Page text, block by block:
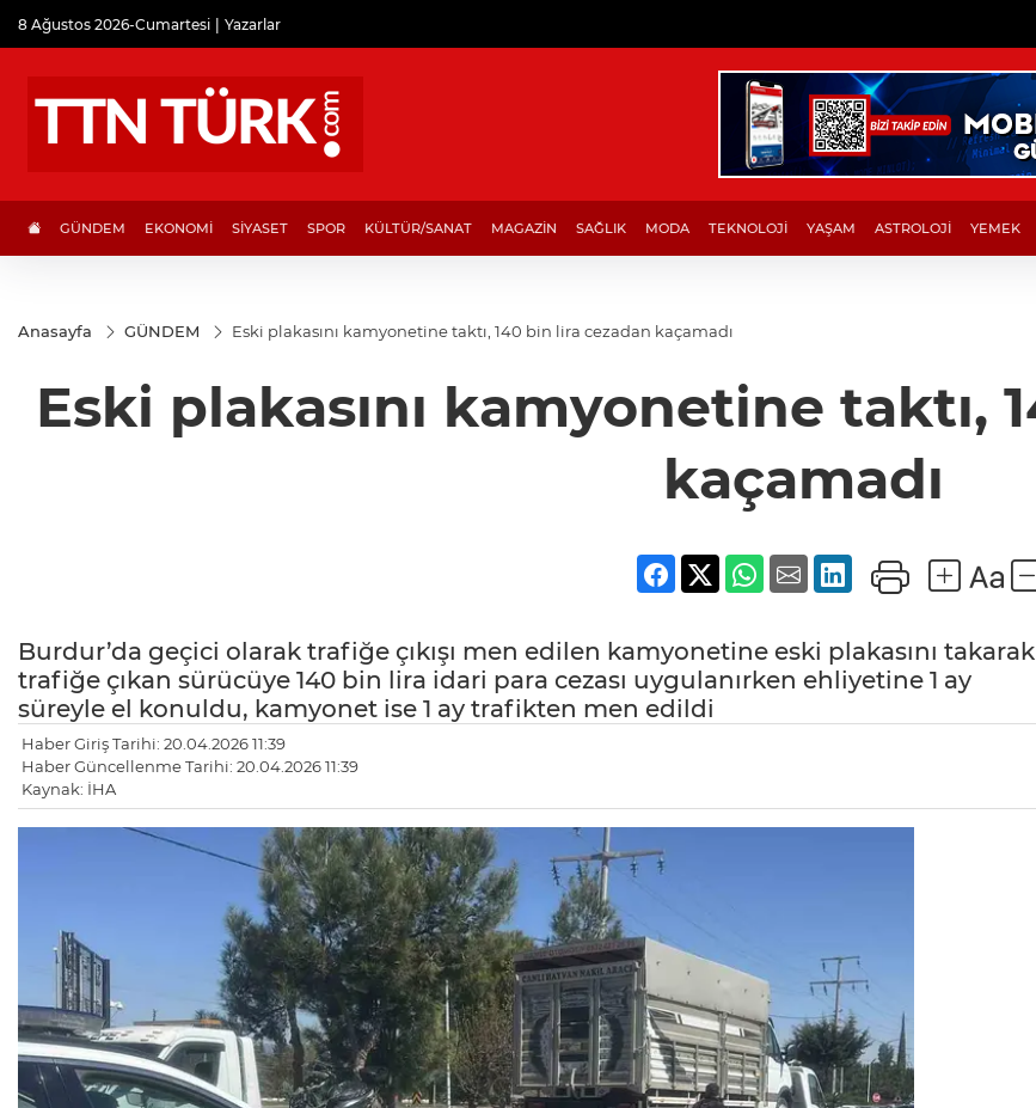
8 Ağustos 2026-Cumartesi Yazarlar
GÜNDEM EKONOMİ SİYASET SPOR KÜLTÜR/SANAT MAGAZİN SAĞLIK MODA TEKNOLOJİ YAŞAM ASTROLOJİ YEMEK
Anasayfa GÜNDEM Eski plakasını kamyonetine taktı, 140 bin lira cezadan kaçamadı
Eski plakasını kamyonetine taktı,
kaçamadı
Burdur’da geçici olarak trafiğe çıkışı men edilen kamyonetine eski plakasını takarak
trafiğe çıkan sürücüye 140 bin lira idari para cezası uygulanırken ehliyetine 1 ay
süreyle el konuldu, kamyonet ise 1 ay trafikten men edildi
Haber Giriş Tarihi: 20.04.2026 11:39
Haber Güncellenme Tarihi: 20.04.2026 11:39
Kaynak: İHA